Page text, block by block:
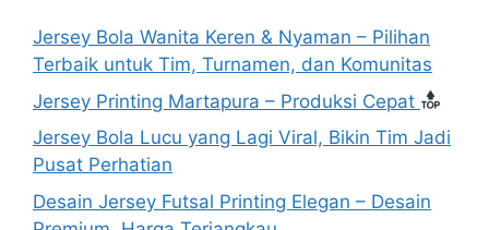
Jersey Bola Wanita Keren & Nyaman – Pilihan
Terbaik untuk Tim, Turnamen, dan Komunitas
Jersey Printing Martapura – Produksi Cepat
Jersey Bola Lucu yang Lagi Viral, Bikin Tim Jadi
Pusat Perhatian
Desain Jersey Futsal Printing Elegan – Desain